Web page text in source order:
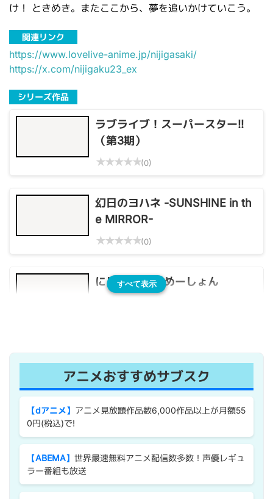
け！ ときめき。またここから、夢を追いかけていこう。
関連リンク
https://www.lovelive-anime.jp/nijigasaki/
https://x.com/nijigaku23_ex
シリーズ作品
ラブライブ！スーパースター!!
（第3期）
★★★★★(0)
幻日のヨハネ -SUNSHINE in th
e MIRROR-
★★★★★(0)
にじよん あにめーしょん
すべて表示
アニメおすすめサブスク
【dアニメ】 アニメ見放題作品数6,000作品以上が月額55
0円(税込)で!
【ABEMA】 世界最速無料アニメ配信数多数！声優レギュ
ラー番組も放送